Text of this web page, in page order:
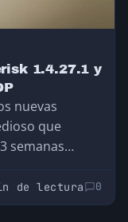
1.4.27.1 y
nuevas
que
semanas…
de lectura 0